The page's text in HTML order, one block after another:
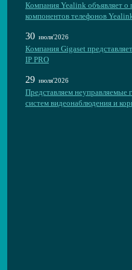
Компания Yealink объявляет о
компонентов телефонов
30 июля'2026
Компания Gigaset
IP PRO
29 июля'2026
Представляем неуправляемые
систем видеонаблюдения и